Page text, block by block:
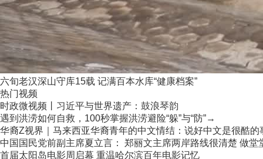
六旬老汉深山守库15载 记满百本水库“健康档案”
热门视频
时政微视频丨习近平与世界遗产：鼓浪琴韵
遇到洪涝如何自救，100秒掌握洪涝避险“躲”与“防”→
华裔Z视界｜马来西亚华裔青年的中文情结：说好中文是很酷的
中国国民党前副主席夏立言： 郑丽文主席两岸路线很清楚 做堂
首届太阳岛电影周启幕 重温哈尔滨百年电影记忆